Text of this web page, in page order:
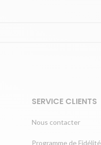
SERVICE CLIENTS
Nous contacter
Programme de Fidélité